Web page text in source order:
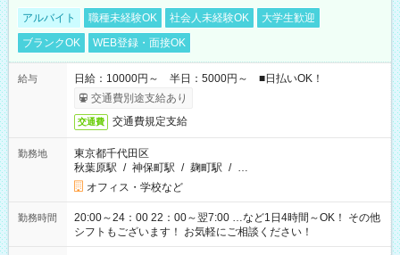
アルバイト 職種未経験OK 社会人未経験OK
大学生歓迎
ブランクOK
WEB登録・面接OK
給与
日給：10000円～ 半日：5000円～ ■日払いOK！
交通費別途支給あり
交通費 交通費規定支給
勤務地
東京都千代田区
秋葉原駅 / 神保町駅 / 麹町駅 / …
オフィス・学校など
勤務時間
20:00～24：00 22：00～翌7:00 …など1日4時間～OK！ その他
シフトもございます！ お気軽にご相談ください！